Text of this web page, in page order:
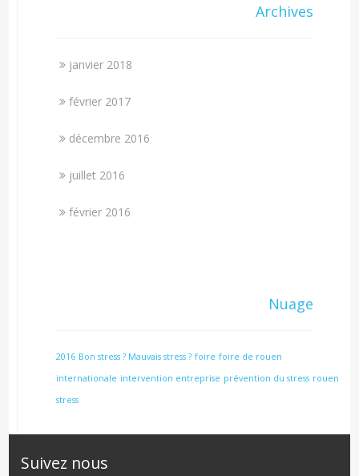
Archives
janvier 2018
février 2017
décembre 2016
juillet 2016
février 2016
Nuage
2016 Bon stress ? Mauvais stress ? foire foire de rouen
internationale intervention entreprise prévention du stress rouen
stress
Suivez nous